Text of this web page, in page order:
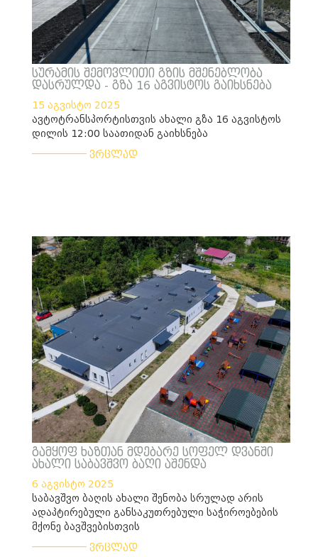
სურამის შემოვლითი გზის მშენებლობა
დასრულდა - გზა 16 აგვისტოს გაიხსნება
15 აგვისტო 2025
ავტოტრანსპორტისთვის ახალი გზა 16 აგვისტოს
დილის 12:00 საათიდან გაიხსნება
ვრცლად
გამყოფ ხაზთან მდებარე სოფელ დვანში
ახალი საბავშვო ბაღი აშენდა
6 აგვისტო 2025
საბავშვო ბაღის ახალი შენობა სრულად არის
ადაპტირებული განსაკუთრებული საჭიროებების
მქონე ბავშვებისთვის
ვრცლად